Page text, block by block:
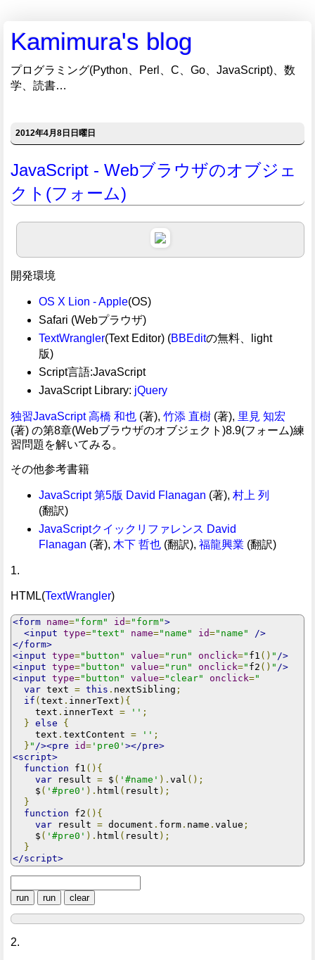
Kamimura's blog
プログラミング(Python、Perl、C、Go、JavaScript)、数
学、読書…
2012年4月8日日曜日
JavaScript - Webブラウザのオブジェ
クト(フォーム)
開発環境
OS X Lion - Apple(OS)
Safari (Webプラウザ)
TextWrangler(Text Editor) (BBEditの無料、light
版)
Script言語:JavaScript
JavaScript Library: jQuery
独習JavaScript 高橋 和也 (著), 竹添 直樹 (著), 里見 知宏
(著) の第8章(Webブラウザのオブジェクト)8.9(フォーム)練
習問題を解いてみる。
その他参考書籍
JavaScript 第5版 David Flanagan (著), 村上 列
(翻訳)
JavaScriptクイックリファレンス David
Flanagan (著), 木下 哲也(翻訳), 福龍興業 (翻訳)
1.
HTML(TextWrangler)
<form name="form" id="form">
<input type="text" name="name" id="name"
/>
</form>
<input type="button" value="run" onclick=" f1 () " />
<input type="button" value="run" onclick=" f2 () " />
<input type="button" value="clear" onclick="
var text = this . nextSibling ;
if (text . innerText ){
    text
. innerText = '' ;
} else
{
    text
. textContent = '' ;
} " /><pre id= 'pre0' ></pre>
<script>
function f1 (){
var result = $ ( '#name' ). val ();
    $
( '#pre0' ). html ( result );
}
function f2 (){
var result = document . form . name . value ;
    $
( '#pre0' ). html ( result );
}
</script>
2.